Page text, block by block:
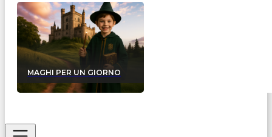
MAGHI PER UN GIORNO